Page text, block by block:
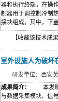
器和执行终端，在操
制器用于调控制冷制
接块组成，其中，下
【收藏该技术成果
室外设施人为破坏
研发单位：西安
成果简介：
本发明
与数据采集模块、信